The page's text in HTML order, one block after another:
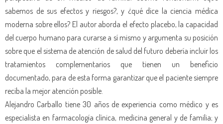
sabemos de sus efectos y riesgos?, y ¿qué dice la ciencia médica
moderna sobre ellos? El autor aborda el efecto placebo, la capacidad
del cuerpo humano para curarse a sí mismo y argumenta su posición
sobre que el sistema de atención de salud del futuro debería incluir los
tratamientos complementarios que tienen un beneficio
documentado, para de esta forma garantizar que el paciente siempre
reciba la mejor atención posible.
Alejandro Carballo tiene 30 años de experiencia como médico y es
especialista en farmacología clínica, medicina general y de familia; y